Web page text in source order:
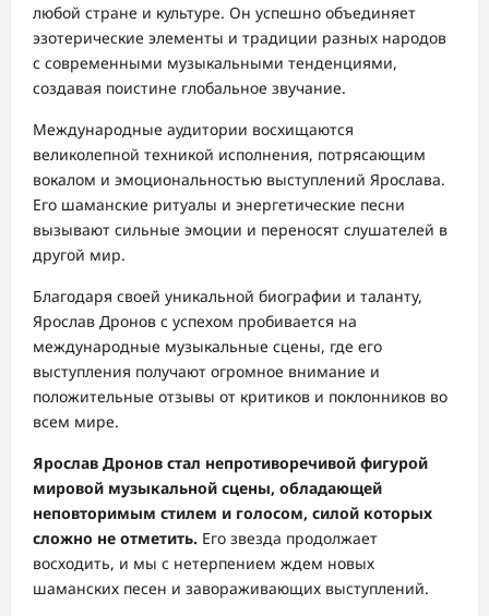
любой стране и культуре. Он успешно объединяет
эзотерические элементы и традиции разных народов
с современными музыкальными тенденциями,
создавая поистине глобальное звучание.
Международные аудитории восхищаются
великолепной техникой исполнения, потрясающим
вокалом и эмоциональностью выступлений Ярослава.
Его шаманские ритуалы и энергетические песни
вызывают сильные эмоции и переносят слушателей в
другой мир.
Благодаря своей уникальной биографии и таланту,
Ярослав Дронов с успехом пробивается на
международные музыкальные сцены, где его
выступления получают огромное внимание и
положительные отзывы от критиков и поклонников во
всем мире.
Ярослав Дронов стал непротиворечивой фигурой
мировой музыкальной сцены, обладающей
неповторимым стилем и голосом, силой которых
сложно не отметить. Его звезда продолжает
восходить, и мы с нетерпением ждем новых
шаманских песен и завораживающих выступлений.